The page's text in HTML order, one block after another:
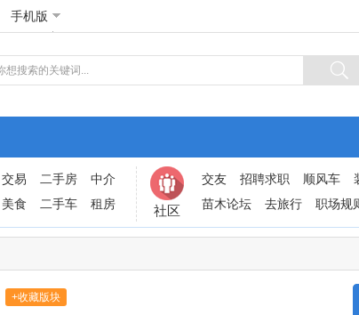
手机版
交易 二手房
中介
美食
二手车 租房 社区
交友 招聘求职 顺风车
苗木论坛
去旅行 职场规
+收藏版块